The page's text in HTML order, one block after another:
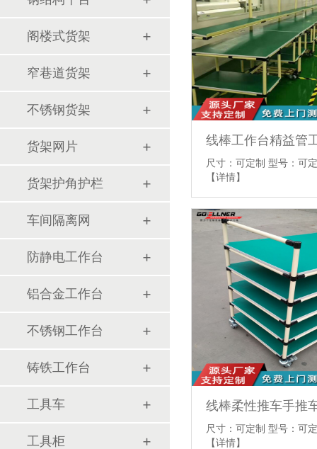
阁楼式货架
窄巷道货架
不锈钢货架
货架网片
货架护角护栏
车间隔离网
防静电工作台
铝合金工作台
不锈钢工作台
铸铁工作台
工具车
工具柜
线棒工作台精益管
尺寸：可定制 型号：可
【详情】
线棒柔性推车手推
尺寸：可定制 型号：可
【详情】